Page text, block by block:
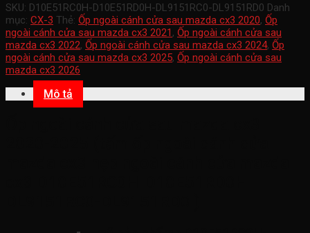
SKU: D10E51RC0H-D10E51RD0H-DL9151RC0-DL9151RD0 Danh
mục: CX-3 Thẻ: Ốp ngoài cánh cửa sau mazda cx3 2020, Ốp
ngoài cánh cửa sau mazda cx3 2021 , Ốp ngoài cánh cửa sau
mazda cx3 2022, Ốp ngoài cánh cửa sau mazda cx3 2024, Ốp
ngoài cánh cửa sau mazda cx3 2025, Ốp ngoài cánh cửa sau
mazda cx3 2026
Mô tả